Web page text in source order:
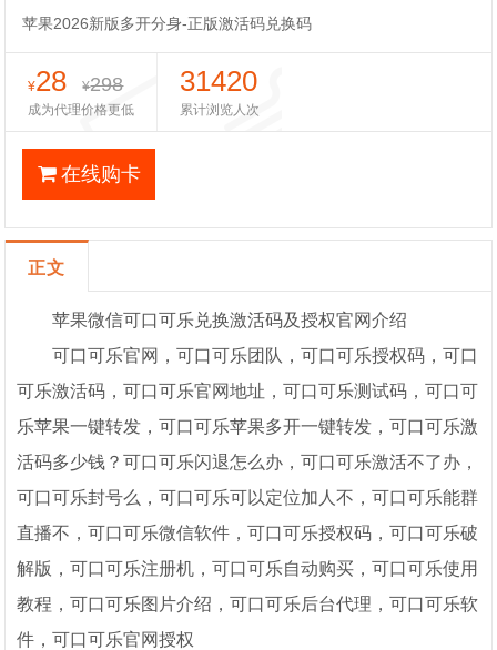
苹果2026新版多开分身-正版激活码兑换码
¥28 ¥298
成为代理价格更低
31420
累计浏览人次
在线购卡
正文
苹果微信可口可乐兑换激活码及授权官网介绍
可口可乐官网，可口可乐团队，可口可乐授权码，可口
可乐激活码，可口可乐官网地址，可口可乐测试码，可口可
乐苹果一键转发，可口可乐苹果多开一键转发，可口可乐激
活码多少钱？可口可乐闪退怎么办，可口可乐激活不了办，
可口可乐封号么，可口可乐可以定位加人不，可口可乐能群
直播不，可口可乐微信软件，可口可乐授权码，可口可乐破
解版，可口可乐注册机，可口可乐自动购买，可口可乐使用
教程，可口可乐图片介绍，可口可乐后台代理，可口可乐软
件，可口可乐官网授权